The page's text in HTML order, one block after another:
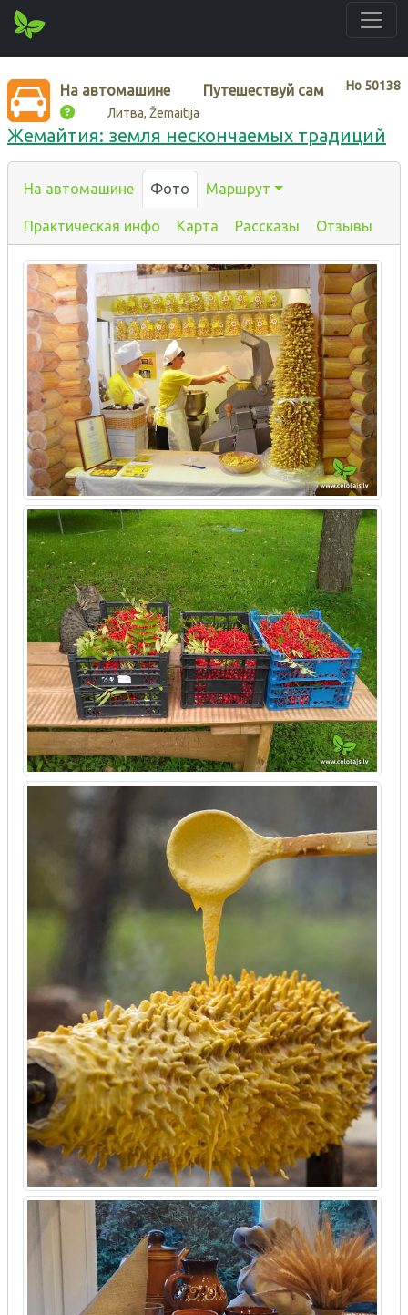
Нo 50138
На автомашине Путешествуй сам
Литва, Žemaitija
Жемайтия: земля нескончаемых традиций
На автомашине Фото Маршрут
Практическая инфо Карта Рассказы Отзывы